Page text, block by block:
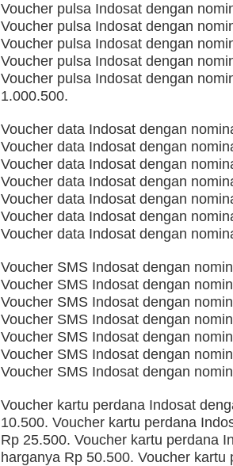
Voucher pulsa Indosat dengan
Voucher pulsa Indosat dengan
Voucher pulsa Indosat dengan
Voucher pulsa Indosat dengan
Voucher pulsa Indosat dengan
1.000.500.
Voucher data Indosat dengan
Voucher data Indosat dengan
Voucher data Indosat dengan
Voucher data Indosat dengan
Voucher data Indosat dengan
Voucher data Indosat dengan
Voucher data Indosat dengan
Voucher SMS Indosat dengan
Voucher SMS Indosat dengan
Voucher SMS Indosat dengan
Voucher SMS Indosat dengan
Voucher SMS Indosat dengan
Voucher SMS Indosat dengan
Voucher SMS Indosat dengan
Voucher kartu perdana Indosat
10.500. Voucher kartu perdana
Rp 25.500. Voucher kartu perdana
harganya Rp 50.500. Voucher